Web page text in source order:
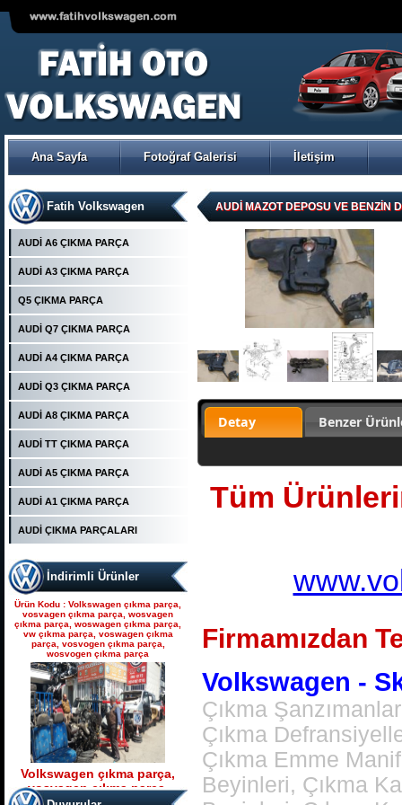
Ana Sayfa Fotoğraf Galerisi İletişim
Fatih Volkswagen
AUDİ A6 ÇIKMA PARÇA
AUDİ A3 ÇIKMA PARÇA
Q5 ÇIKMA PARÇA
AUDİ Q7 ÇIKMA PARÇA
AUDİ A4 ÇIKMA PARÇA
AUDİ Q3 ÇIKMA PARÇA
AUDİ A8 ÇIKMA PARÇA
AUDİ TT ÇIKMA PARÇA
AUDİ A5 ÇIKMA PARÇA
AUDİ A1 ÇIKMA PARÇA
AUDİ ÇIKMA PARÇALARI
İndirimli Ürünler
Ürün Kodu : POVER- POMPA
VOLKSWAGEN POLO ÇIKMA
ORJİNAL TRW-KOYO
ELEKTİRİKLİ DİREKSİYON
POMPASI
Ürün Kodu : Seat çıkma parça, seat
seat çıkma orjinal parça, seat çıkma
parça fiyatı, seat çıkmacısı, seat
yedekleri, ankara seat parça, fatih seat,
Seat çıkma parça, seat
çıkma, seat parça, seat
yedek parça, seat çıkma
orjinal parça, seat çıkma par
Ürün Kodu : Volkswagen çıkma parça,
vosvagen çıkma parça, wosvagen
çıkma parça, woswagen çıkma parça,
vw çıkma parça, voswagen çıkma
parça, vosvogen çıkma parça,
wosvogen çıkma parça
Volkswagen çıkma parça,
vosvagen çıkma parça,
Ürün Kodu : t5 kasa transporter 2500 tdı
130 beygirlik çıkma motor
AUDİ MAZOT DEPOSU VE BENZİN
Detay Benzer
Tüm
Firmamızdan
Volkswagen -
Çıkma
Çıkma
Çıkma Emme
Beyinleri, Çıkma